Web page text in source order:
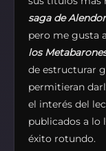
saga de Alendor
pero me gusta
los
de estructurar
permitieran
el interés del
publicados a lo
éxito rotundo.